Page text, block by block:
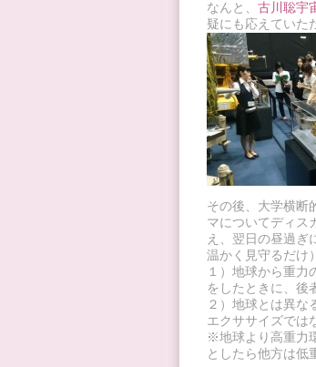
なんと、 古川聡宇
疑にも応えていた
その後、大学横断
マについてディス
え、翌日の昼過ぎ
温かく見守るだけ
１）地球から重力
をしたときに、後
２）地球とは異な
エクササイズでは
※地球より高重力
としたら他方は低